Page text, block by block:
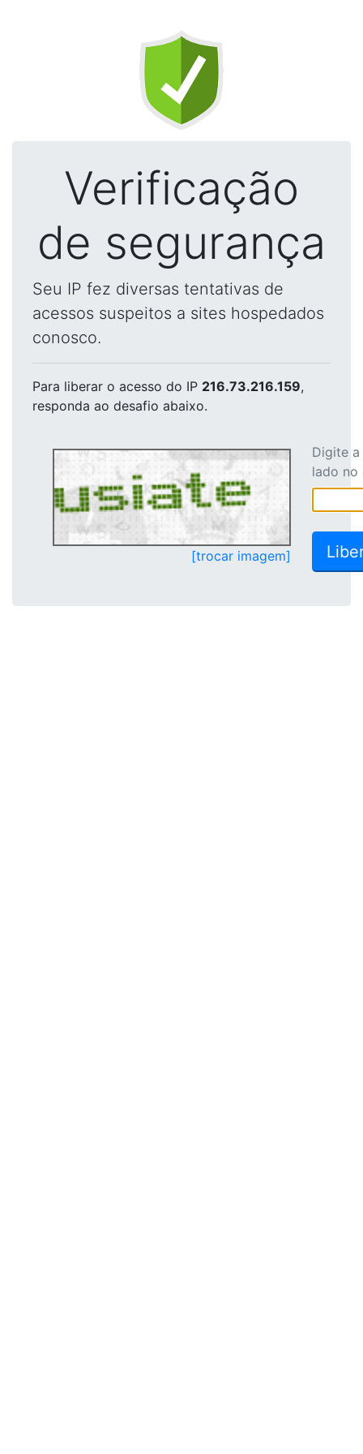
Verificação
de segurança
Seu IP fez diversas tentativas de
acessos suspeitos a sites hospedados
conosco.
Para liberar o acesso do IP 216.73.216.159,
responda ao desafio abaixo.
[trocar imagem]
Digite
lado no